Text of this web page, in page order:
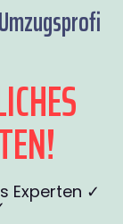
Experten ✓